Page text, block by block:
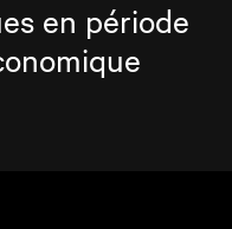
en période